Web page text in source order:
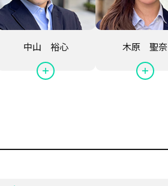
中山 裕心 木原 聖奈